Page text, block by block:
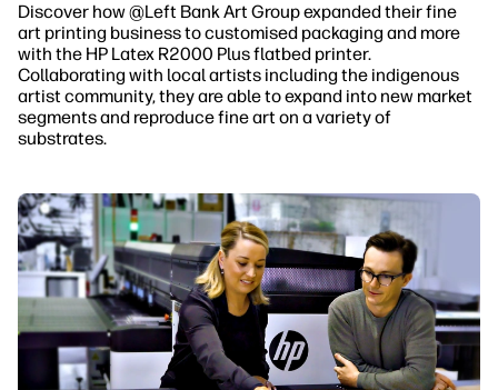
Discover how @Left Bank Art Groupexpanded their fine
art printing business to customised packaging and more
with the HP Latex R2000 Plus flatbed printer.
Collaborating with local artists including the indigenous
artist community, they are able to expand into new market
segments and reproduce fine art on a variety of
substrates.